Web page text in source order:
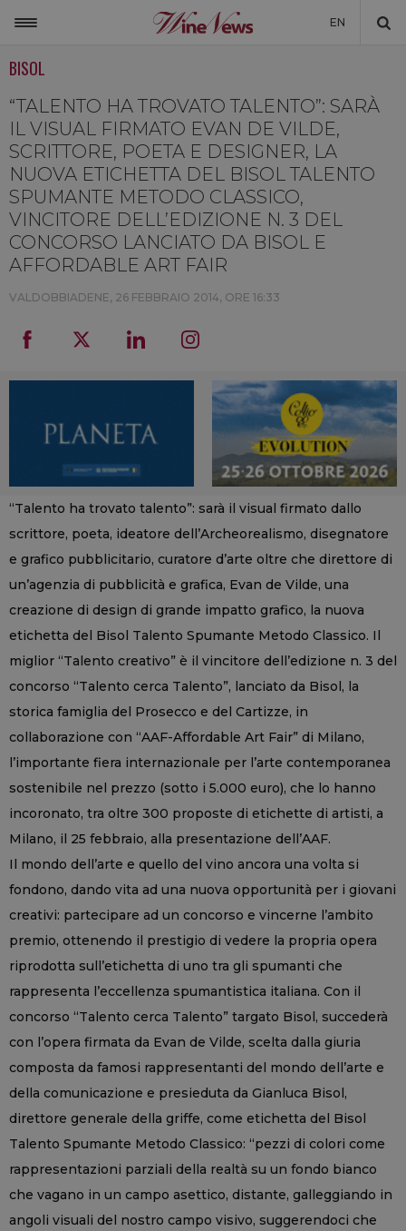
EN
MONDO
NON SOLO VINO
NEWSLETTER
DICONO DI NOI
BISOL
“TALENTO HA TROVATO TALENTO”: SARÀ
IL VISUAL FIRMATO EVAN DE VILDE,
SCRITTORE, POETA E DESIGNER, LA
NUOVA ETICHETTA DEL BISOL TALENTO
SPUMANTE METODO CLASSICO,
VINCITORE DELL’EDIZIONE N. 3 DEL
CONCORSO LANCIATO DA BISOL E
AFFORDABLE ART FAIR
VALDOBBIADENE, 26 FEBBRAIO 2014, ORE 16:33
“Talento ha trovato talento”: sarà il visual firmato dallo
scrittore, poeta, ideatore dell’Archeorealismo, disegnatore
e grafico pubblicitario, curatore d’arte oltre che direttore di
un’agenzia di pubblicità e grafica, Evan de Vilde, una
creazione di design di grande impatto grafico, la nuova
etichetta del Bisol Talento Spumante Metodo Classico. Il
miglior “Talento creativo” è il vincitore dell’edizione n. 3 del
concorso “Talento cerca Talento”, lanciato da Bisol, la
storica famiglia del Prosecco e del Cartizze, in
collaborazione con “AAF-Affordable Art Fair” di Milano,
l’importante fiera internazionale per l’arte contemporanea
sostenibile nel prezzo (sotto i 5.000 euro), che lo hanno
incoronato, tra oltre 300 proposte di etichette di artisti, a
Milano, il 25 febbraio, alla presentazione dell’AAF.
Il mondo dell’arte e quello del vino ancora una volta si
fondono, dando vita ad una nuova opportunità per i giovani
creativi: partecipare ad un concorso e vincerne l’ambito
premio, ottenendo il prestigio di vedere la propria opera
riprodotta sull’etichetta di uno tra gli spumanti che
rappresenta l’eccellenza spumantistica italiana. Con il
concorso “Talento cerca Talento” targato Bisol, succederà
con l’opera firmata da Evan de Vilde, scelta dalla giuria
composta da famosi rappresentanti del mondo dell’arte e
della comunicazione e presieduta da Gianluca Bisol,
direttore generale della griffe, come etichetta del Bisol
Talento Spumante Metodo Classico: “pezzi di colori come
rappresentazioni parziali della realtà su un fondo bianco
che vagano in un campo asettico, distante, galleggiando in
angoli visuali del nostro campo visivo, suggerendoci che